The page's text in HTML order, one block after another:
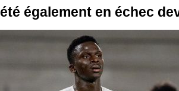
également en échec